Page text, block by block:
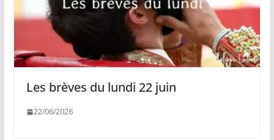
Les brèves du lundi 22 juin
22/06/2026